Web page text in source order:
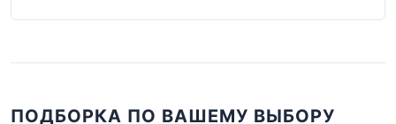
ПОДБОРКА ПО ВАШЕМУ ВЫБОРУ